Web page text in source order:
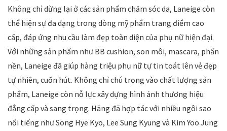
Không chỉ dừng lại ở các sản phẩm chăm sóc da, Laneige còn
thể hiện sự đa dạng trong dòng mỹ phẩm trang điểm cao
cấp, đáp ứng nhu cầu làm đẹp toàn diện của phụ nữ hiện đại.
Với những sản phẩm như BB cushion, son môi, mascara, phấn
nền, Laneige đã giúp hàng triệu phụ nữ tự tin toát lên vẻ đẹp
tự nhiên, cuốn hút. Không chỉ chú trọng vào chất lượng sản
phẩm, Laneige còn nỗ lực xây dựng hình ảnh thương hiệu
đẳng cấp và sang trọng. Hãng đã hợp tác với nhiều ngôi sao
nổi tiếng như Song Hye Kyo, Lee Sung Kyung và Kim Yoo Jung